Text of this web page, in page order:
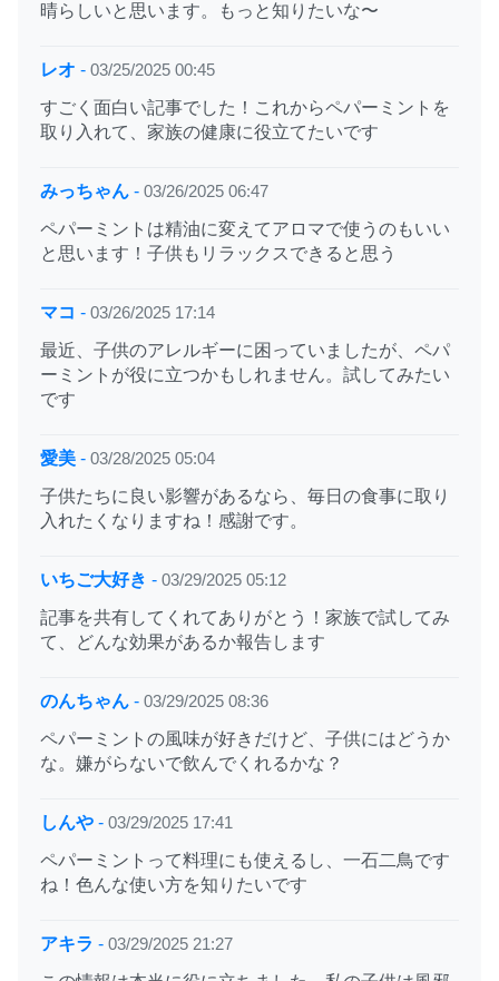
晴らしいと思います。もっと知りたいな〜
レオ - 03/25/2025 00:45
すごく面白い記事でした！これからペパーミントを
取り入れて、家族の健康に役立てたいです
みっちゃん - 03/26/2025 06:47
ペパーミントは精油に変えてアロマで使うのもいい
と思います！子供もリラックスできると思う
マコ - 03/26/2025 17:14
最近、子供のアレルギーに困っていましたが、ペパ
ーミントが役に立つかもしれません。試してみたい
です
愛美 - 03/28/2025 05:04
子供たちに良い影響があるなら、毎日の食事に取り
入れたくなりますね！感謝です。
いちご大好き - 03/29/2025 05:12
記事を共有してくれてありがとう！家族で試してみ
て、どんな効果があるか報告します
のんちゃん - 03/29/2025 08:36
ペパーミントの風味が好きだけど、子供にはどうか
な。嫌がらないで飲んでくれるかな？
しんや - 03/29/2025 17:41
ペパーミントって料理にも使えるし、一石二鳥です
ね！色んな使い方を知りたいです
アキラ - 03/29/2025 21:27